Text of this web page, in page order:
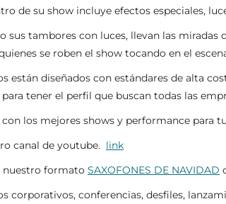
de su show incluye efectos especiales,
sus tambores con luces, llevan las
se roben el show tocando en el
están diseñados con estándares de alta
tener el perfil que buscan todas las
los mejores shows y performance para
canal de youtube. link
nuestro formato SAXOFONES DE NAVIDAD
corporativos, conferencias, desfiles,